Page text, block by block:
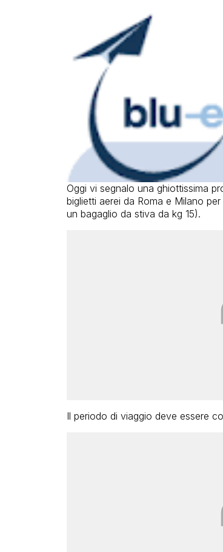
Oggi vi segnalo una ghiottissima
biglietti aerei da Roma e Milano
un bagaglio da stiva da kg 15).
Il periodo di viaggio deve essere